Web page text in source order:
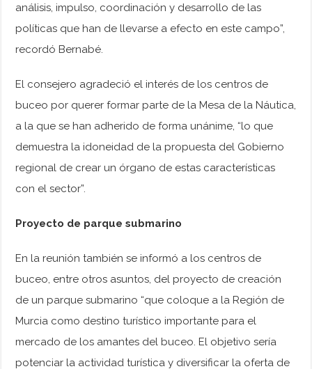
análisis, impulso, coordinación y desarrollo de las
políticas que han de llevarse a efecto en este campo”,
recordó Bernabé.
El consejero agradeció el interés de los centros de
buceo por querer formar parte de la Mesa de la Náutica,
a la que se han adherido de forma unánime, “lo que
demuestra la idoneidad de la propuesta del Gobierno
regional de crear un órgano de estas características
con el sector”.
Proyecto de parque submarino
En la reunión también se informó a los centros de
buceo, entre otros asuntos, del proyecto de creación
de un parque submarino “que coloque a la Región de
Murcia como destino turístico importante para el
mercado de los amantes del buceo. El objetivo sería
potenciar la actividad turística y diversificar la oferta de